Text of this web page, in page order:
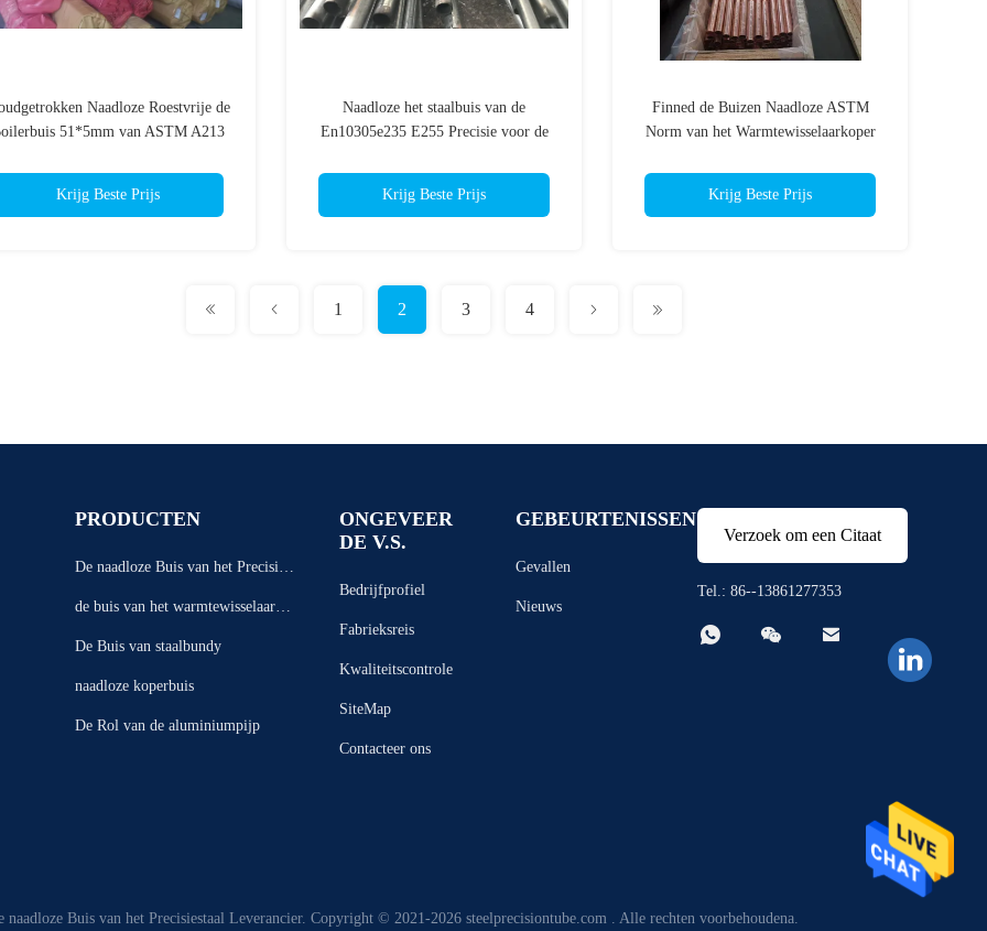
Naadloze Roestvrije de
51*5mm van ASTM A213
Krijg Beste Prijs
Naadloze het staalbuis van de
En10305e235 E255 Precisie voor de
Krijg Beste Prijs
Finned de Buizen Naadloze ASTM
Norm van het Warmtewisselaarkoper
Krijg Beste Prijs
1 2 3 4
PRODUCTEN
De naadloze Buis van het Precisiest
de buis van het warmtewisselaarsta
De Buis van staalbundy
naadloze koperbuis
De Rol van de aluminiumpijp
ONGEVEER
DE V.S.
Bedrijfprofiel
Fabrieksreis
Kwaliteitscontrole
SiteMap
Contacteer ons
GEBEURTENISSEN
Gevallen
Nieuws
Verzoek om een Citaat
Tel.: 86--13861277353
  
Buis van het Precisiestaal Leverancier. Copyright © 2021-2026 steelprecisiontube.com . Alle rechten voorbehoudena.